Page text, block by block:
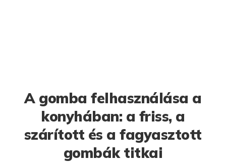
A gomba felhasználása a
konyhában: a friss, a
szárított és a fagyasztott
gombák titkai